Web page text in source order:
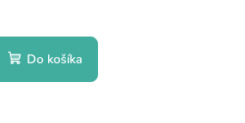
Do košíka